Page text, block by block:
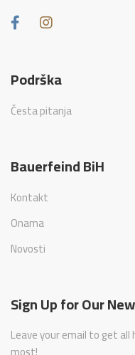
Podrška
Česta pitanja
Bauerfeind BiH
Kontakt
Onama
Novosti
Sign Up for Our
Leave your email to get